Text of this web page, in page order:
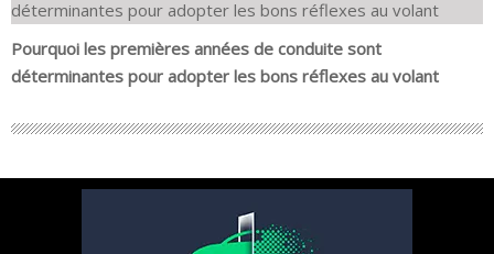
Pourquoi les premières années de conduite sont
déterminantes pour adopter les bons réflexes au volant